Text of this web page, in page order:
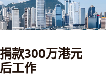
款300万港元
工作